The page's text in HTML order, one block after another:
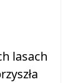
lasach